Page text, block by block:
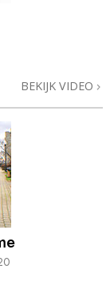
BEKIJK VIDEO